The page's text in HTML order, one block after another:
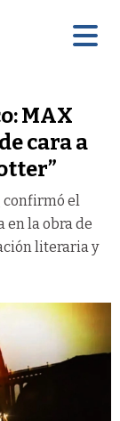
MAX
cara a
confirmó el
en la obra de
literaria y